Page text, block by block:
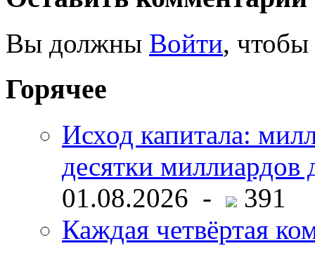
Вы должны Войти, чтобы
Горячее
Исход капитала:
десятки миллиардов
01.08.2026 -
391
Каждая четвёртая